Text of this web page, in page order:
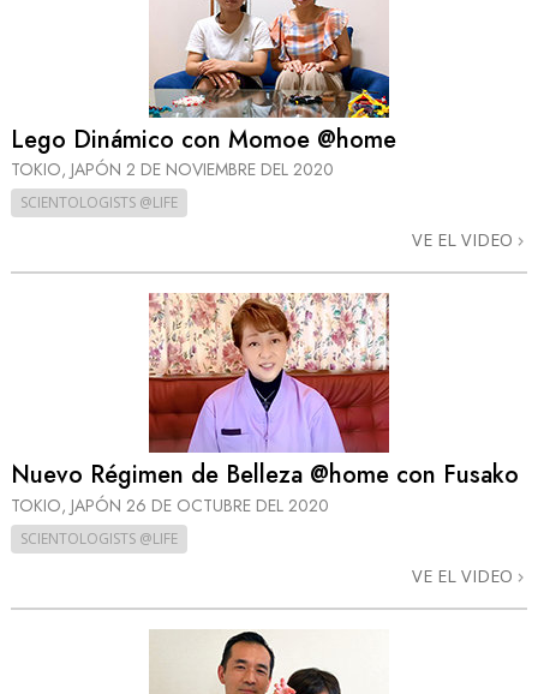
Lego Dinámico con Momoe @home
TOKIO, JAPÓN 2 DE NOVIEMBRE DEL 2020
SCIENTOLOGISTS @LIFE
VE EL VIDEO
Nuevo Régimen de Belleza @home con Fusako
TOKIO, JAPÓN 26 DE OCTUBRE DEL 2020
SCIENTOLOGISTS @LIFE
VE EL VIDEO